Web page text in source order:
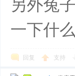
另外兔
一下什
回复 支持